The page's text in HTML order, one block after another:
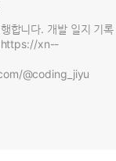
합니다. 개발 일지 기
https://xn--
@coding_jiyu